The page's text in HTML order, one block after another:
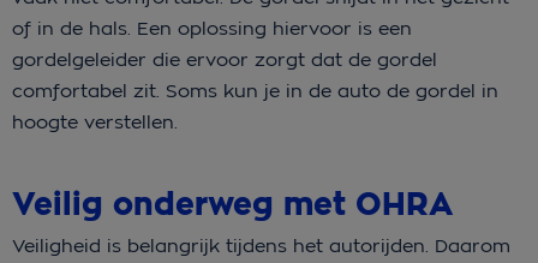
of in de hals. Een oplossing hiervoor is een
gordelgeleider die ervoor zorgt dat de gordel
comfortabel zit. Soms kun je in de auto de gordel in
hoogte verstellen.
Veilig onderweg met OHRA
Veiligheid is belangrijk tijdens het autorijden. Daarom